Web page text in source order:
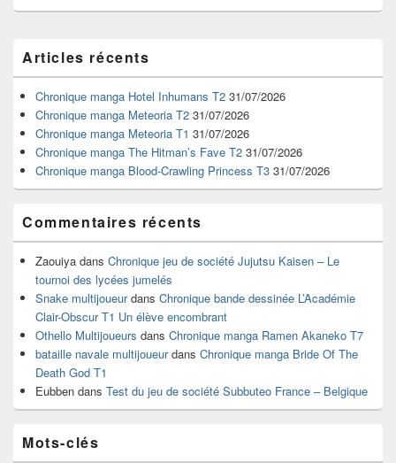
principale
de
widget
pour
barre
latérale
Articles récents
Chronique manga Hotel Inhumans T2 31/07/2026
Chronique manga Meteoria T2 31/07/2026
Chronique manga Meteoria T1 31/07/2026
Chronique manga The Hitman’s Fave T2 31/07/2026
Chronique manga Blood-Crawling Princess T3 31/07/2026
Commentaires récents
Zaouiya dans Chronique jeu de société Jujutsu Kaisen – Le
tournoi des lycées jumelés
Snake multijoueurdans Chronique bande dessinée L’Académie
Clair-Obscur T1 Un élève encombrant
Othello Multijoueurs dans Chronique manga Ramen Akaneko T7
bataille navale multijoueurdans Chronique manga Bride Of The
Death God T1
Eubben dans Test du jeu de société Subbuteo France – Belgique
Mots-clés